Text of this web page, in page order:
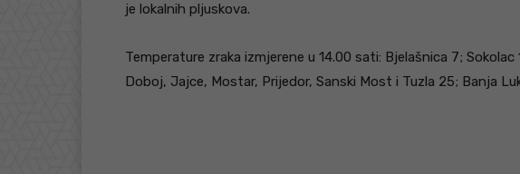
je lokalnih pljuskova.
Temperature zraka izmjerene u 14.00 sati: Bjelašnica 7;
Doboj, Jajce, Mostar, Prijedor, Sanski Most i Tuzla 25; Banja